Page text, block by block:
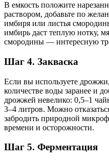
В емкость положите
раствором, добавьте по
имбиря или листья
имбирь даст теплую нотку,
смородины — интересную
Шаг 4. Закваска
Если вы используете
количестве воды заранее и
дрожжей невелико: 0,5–1
3–4 литров. Можно
забродить природной
времени и осторожности.
Шаг 5. Ферментация